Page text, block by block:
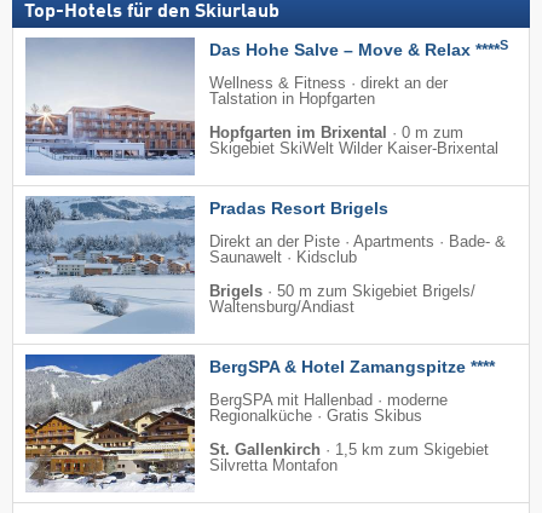
Top-Hotels für den Skiurlaub
Das Hohe Salve – Move & Relax ****S
Wellness & Fitness · direkt an der
Talstation in Hopfgarten
Hopfgarten im Brixental · 0 m zum
Skigebiet SkiWelt Wilder Kaiser-Brixental
Pradas Resort Brigels
Direkt an der Piste · Apartments · Bade- &
Saunawelt · Kidsclub
Brigels · 50 m zum Skigebiet Brigels/​
Waltensburg/​Andiast
BergSPA & Hotel Zamangspitze ****
BergSPA mit Hallenbad · moderne
Regionalküche · Gratis Skibus
St. Gallenkirch · 1,5 km zum Skigebiet
Silvretta Montafon